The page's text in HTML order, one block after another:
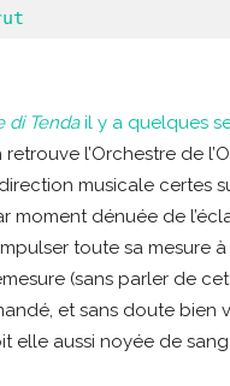
di Tendail y a quelques
l’Orchestre de
musicale certes
moment dénuée de
toute sa mesure
(sans parler de
et sans doute bien
elle aussi noyée de